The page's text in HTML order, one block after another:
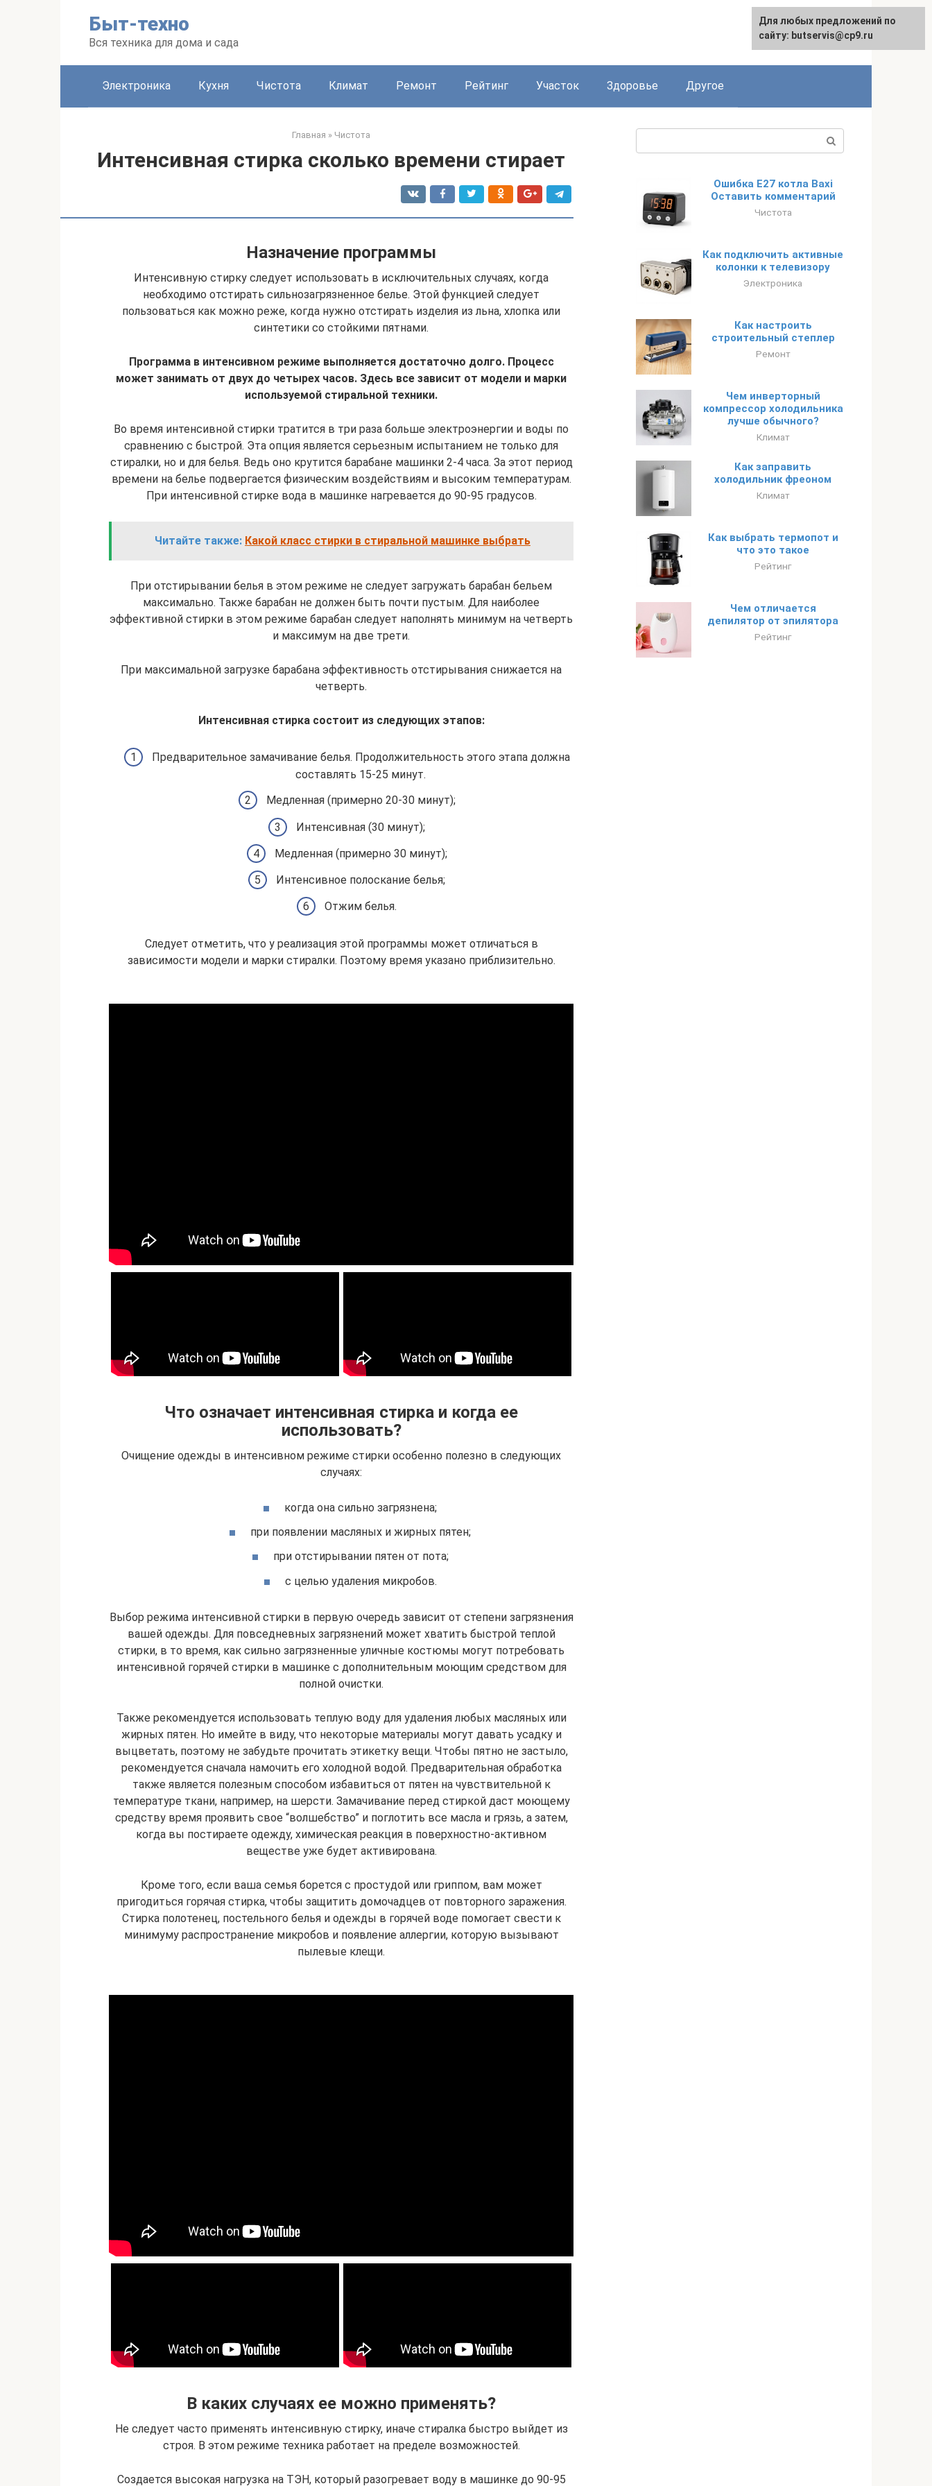
Быт-техно
Вся техника для дома и сада
English
Электроника Кухня Чистота Климат Ремонт Рейтинг Участок Здоровье Другое
Главная » Чистота
Интенсивная стирка сколько времени стирает
Назначение программы
Интенсивную стирку следует использовать в исключительных случаях, когда
необходимо отстирать сильнозагрязненное белье. Этой функцией следует
пользоваться как можно реже, когда нужно отстирать изделия из льна, хлопка или
синтетики со стойкими пятнами.
Программа в интенсивном режиме выполняется достаточно долго. Процесс
может занимать от двух до четырех часов. Здесь все зависит от модели и марки
используемой стиральной техники.
Во время интенсивной стирки тратится в три раза больше электроэнергии и воды по
сравнению с быстрой. Эта опция является серьезным испытанием не только для
стиралки, но и для белья. Ведь оно крутится барабане машинки 2-4 часа. За этот период
времени на белье подвергается физическим воздействиям и высоким температурам.
При интенсивной стирке вода в машинке нагревается до 90-95 градусов.
Читайте также: Какой класс стирки в стиральной машинке выбрать
При отстирывании белья в этом режиме не следует загружать барабан бельем
максимально. Также барабан не должен быть почти пустым. Для наиболее
эффективной стирки в этом режиме барабан следует наполнять минимум на четверть
и максимум на две трети.
При максимальной загрузке барабана эффективность отстирывания снижается на
четверть.
Интенсивная стирка состоит из следующих этапов:
Предварительное замачивание белья. Продолжительность этого этапа должна
составлять 15-25 минут.
Медленная (примерно 20-30 минут);
Интенсивная (30 минут);
Медленная (примерно 30 минут);
Интенсивное полоскание белья;
Отжим белья.
Следует отметить, что у реализация этой программы может отличаться в
зависимости модели и марки стиралки. Поэтому время указано приблизительно.
Что означает интенсивная стирка и когда ее
использовать?
Очищение одежды в интенсивном режиме стирки особенно полезно в следующих
случаях:
когда она сильно загрязнена;
при появлении масляных и жирных пятен;
при отстирывании пятен от пота;
с целью удаления микробов.
Выбор режима интенсивной стирки в первую очередь зависит от степени загрязнения
вашей одежды. Для повседневных загрязнений может хватить быстрой теплой
стирки, в то время, как сильно загрязненные уличные костюмы могут потребовать
интенсивной горячей стирки в машинке с дополнительным моющим средством для
полной очистки.
Также рекомендуется использовать теплую воду для удаления любых масляных или
жирных пятен. Но имейте в виду, что некоторые материалы могут давать усадку и
выцветать, поэтому не забудьте прочитать этикетку вещи. Чтобы пятно не застыло,
рекомендуется сначала намочить его холодной водой. Предварительная обработка
также является полезным способом избавиться от пятен на чувствительной к
температуре ткани, например, на шерсти. Замачивание перед стиркой даст моющему
средству время проявить свое “волшебство” и поглотить все масла и грязь, а затем,
когда вы постираете одежду, химическая реакция в поверхностно-активном
веществе уже будет активирована.
Кроме того, если ваша семья борется с простудой или гриппом, вам может
пригодиться горячая стирка, чтобы защитить домочадцев от повторного заражения.
Стирка полотенец, постельного белья и одежды в горячей воде помогает свести к
минимуму распространение микробов и появление аллергии, которую вызывают
пылевые клещи.
В каких случаях ее можно применять?
Не следует часто применять интенсивную стирку, иначе стиралка быстро выйдет из
строя. В этом режиме техника работает на пределе возможностей.
Создается высокая нагрузка на ТЭН, который разогревает воду в машинке до 90-95
Ошибка Е27 котла Baxi
Оставить комментарий
Чистота
Как подключить активные
колонки к телевизору
Электроника
Как настроить
строительный степлер
Ремонт
Чем инверторный
компрессор холодильника
лучше обычного?
Климат
Как заправить
холодильник фреоном
Климат
Как выбрать термопот и
что это такое
Рейтинг
Чем отличается
депилятор от эпилятора
Рейтинг
Для любых предложений по
сайту: butservis@cp9.ru